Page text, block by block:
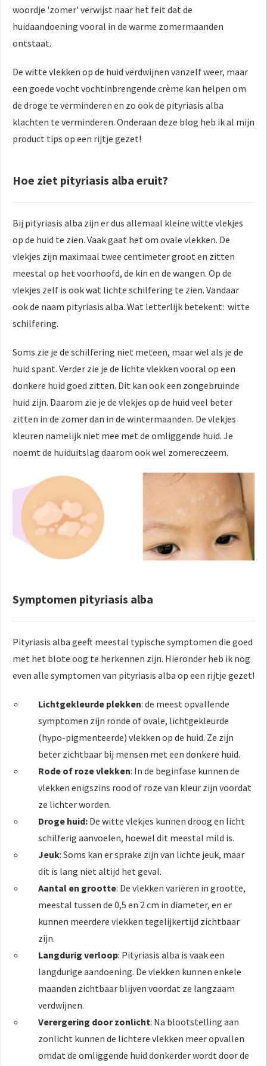
woordje 'zomer' verwijst naar het feit dat de
huidaandoening vooral in de warme zomermaanden
ontstaat.
De witte vlekken op de huid verdwijnen vanzelf weer, maar
een goede vocht vochtinbrengende crème kan helpen om
de droge te verminderen en zo ook de pityriasis alba
klachten te verminderen. Onderaan deze blog heb ik al mijn
product tips op een rijtje gezet!
Hoe ziet pityriasis alba eruit?
Bij pityriasis alba zijn er dus allemaal kleine witte vlekjes
op de huid te zien. Vaak gaat het om ovale vlekken. De
vlekjes zijn maximaal twee centimeter groot en zitten
meestal op het voorhoofd, de kin en de wangen. Op de
vlekjes zelf is ook wat lichte schilfering te zien. Vandaar
ook de naam pityriasis alba. Wat letterlijk betekent: witte
schilfering.
Soms zie je de schilfering niet meteen, maar wel als je de
huid spant. Verder zie je de lichte vlekken vooral op een
donkere huid goed zitten. Dit kan ook een zongebruinde
huid zijn. Daarom zie je de vlekjes op de huid veel beter
zitten in de zomer dan in de wintermaanden. De vlekjes
kleuren namelijk niet mee met de omliggende huid. Je
noemt de huiduitslag daarom ook wel zomereczeem.
Symptomen pityriasis alba
Pityriasis alba geeft meestal typische symptomen die goed
met het blote oog te herkennen zijn. Hieronder heb ik nog
even alle symptomen van pityriasis alba op een rijtje gezet!
Lichtgekleurde plekken: de meest opvallende
symptomen zijn ronde of ovale, lichtgekleurde
(hypo-pigmenteerde) vlekken op de huid. Ze zijn
beter zichtbaar bij mensen met een donkere huid.
Rode of roze vlekken: In de beginfase kunnen de
vlekken enigszins rood of roze van kleur zijn voordat
ze lichter worden.
Droge huid: De witte vlekjes kunnen droog en licht
schilferig aanvoelen, hoewel dit meestal mild is.
Jeuk: Soms kan er sprake zijn van lichte jeuk, maar
dit is lang niet altijd het geval.
Aantal en grootte: De vlekken variëren in grootte,
meestal tussen de 0,5 en 2 cm in diameter, en er
kunnen meerdere vlekken tegelijkertijd zichtbaar
zijn.
Langdurig verloop: Pityriasis alba is vaak een
langdurige aandoening. De vlekken kunnen enkele
maanden zichtbaar blijven voordat ze langzaam
verdwijnen.
Verergering door zonlicht: Na blootstelling aan
zonlicht kunnen de lichtere vlekken meer opvallen
omdat de omliggende huid donkerder wordt door de